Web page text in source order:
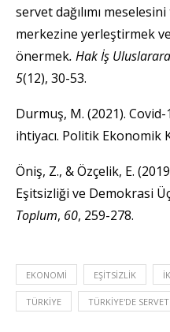
servet dağılımı
merkezine yerleştirmek
önermek. Hak İş
5(12), 30-53.
Durmuş, M. (2021).
ihtiyacı. Politik Ekonomik
Öniş, Z., & Özçelik, E.
Eşitsizliği ve Demokrasi
Toplum, 60, 259-278.
EKONOMI EŞITSIZLIK
TÜRKIYE TÜRKIYE'DE